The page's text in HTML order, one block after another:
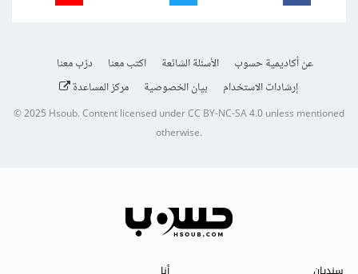
عن أكاديمية حسوب الأسئلة الشائعة اكتب معنا
درّب معنا
إرشادات الاستخدام
بيان الخصوصية مركز المساعدة
© 2025Hsoub.Content licensed underCC BY-NC-SA 4.0unless mentioned
otherwise.